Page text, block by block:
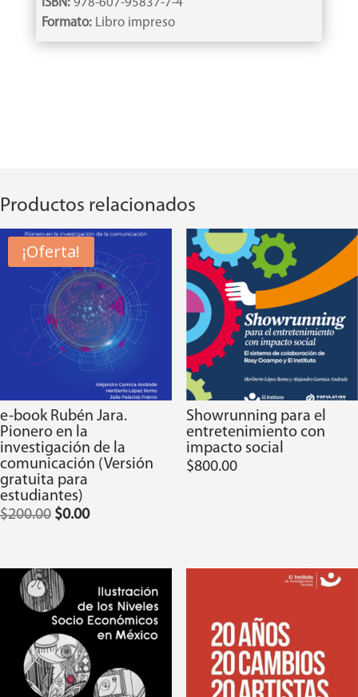
ISBN:978-607-95837-7-4
Formato:Libro impreso
Productos relacionados
¡Oferta!
e-book Rubén Jara.
Pionero en la
investigación de la
comunicación (Versión
gratuita para
estudiantes)
$200.00 El
era:
$200.00.
$0.00El
$0.00.
Showrunning para el
entretenimiento con
impacto social
$800.00